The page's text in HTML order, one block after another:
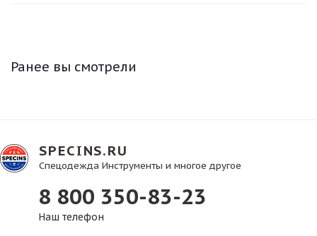
Ранее вы смотрели
SPECINS.RU
Спецодежда Инструменты и многое другое
8 800 350-83-23
Наш телефон